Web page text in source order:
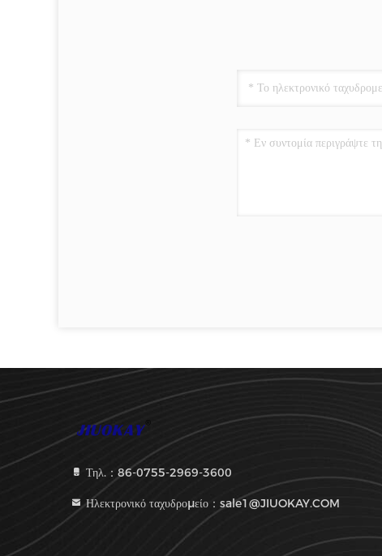
Τηλ.：86-0755-2969-3600
Ηλεκτρονικό ταχυδρομείο：sale1@JIUOKAY.COM